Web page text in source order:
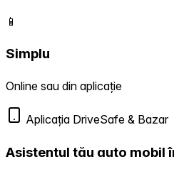
📱
Simplu
Online sau din aplicație
Aplicația DriveSafe & Bazar
Asistentul tău auto mobil